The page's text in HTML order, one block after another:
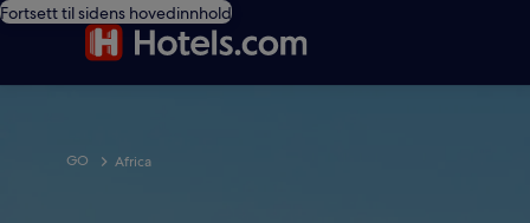
Fortsett til sidens hovedinnhold
GO Africa